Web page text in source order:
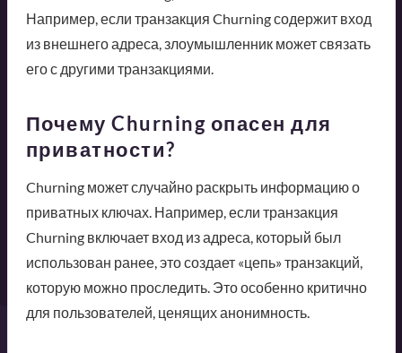
Например, если транзакция Churning содержит вход
из внешнего адреса, злоумышленник может связать
его с другими транзакциями.
Почему Churning опасен для
приватности?
Churning может случайно раскрыть информацию о
приватных ключах. Например, если транзакция
Churning включает вход из адреса, который был
использован ранее, это создает «цепь» транзакций,
которую можно проследить. Это особенно критично
для пользователей, ценящих анонимность.